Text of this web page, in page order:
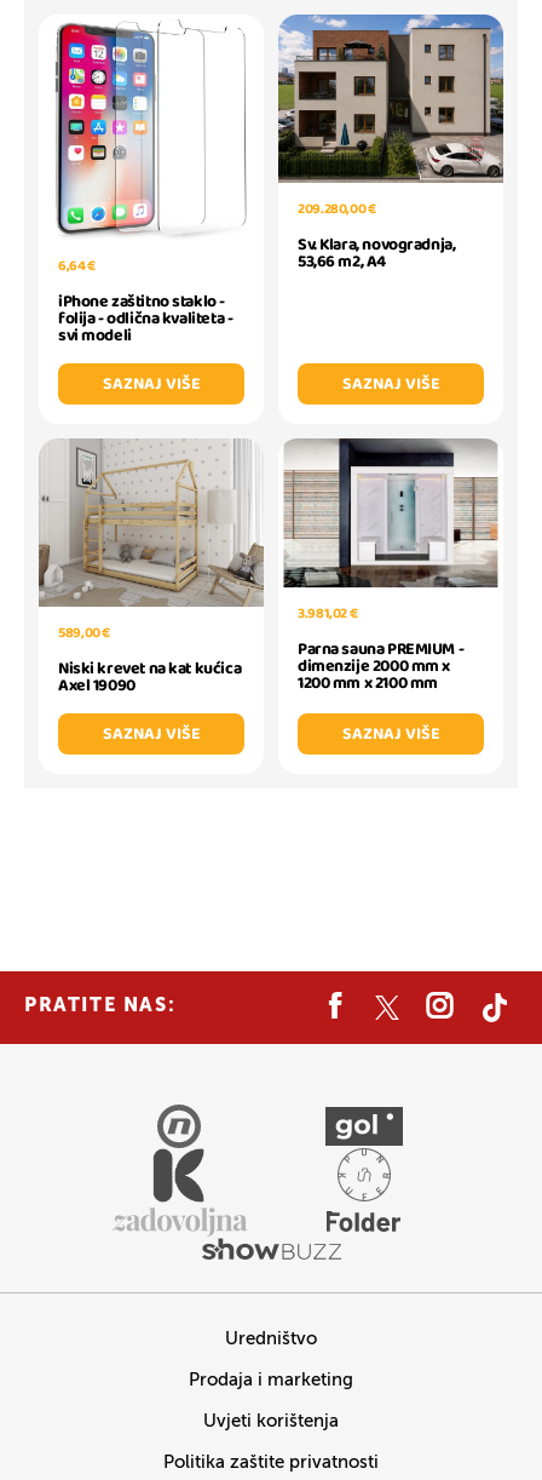
6,64 €
iPhone zaštitno staklo -
folija - odlična kvaliteta -
svi modeli
SAZNAJ VIŠE
209.280,00 €
Sv. Klara, novogradnja,
53,66 m2, A4
SAZNAJ VIŠE
589,00 €
Niski krevet na kat kućica
Axel 19090
SAZNAJ VIŠE
3.981,02 €
Parna sauna PREMIUM -
dimenzije 2000 mm x
1200 mm x 2100 mm
SAZNAJ VIŠE
PRATITE NAS:
Uredništvo
Prodaja i marketing
Uvjeti korištenja
Politika zaštite privatnosti